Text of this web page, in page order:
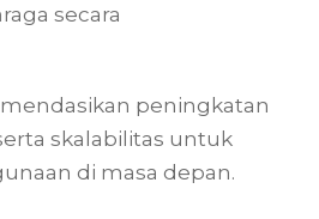
secara
peningkatan
skalabilitas untuk
di masa depan.